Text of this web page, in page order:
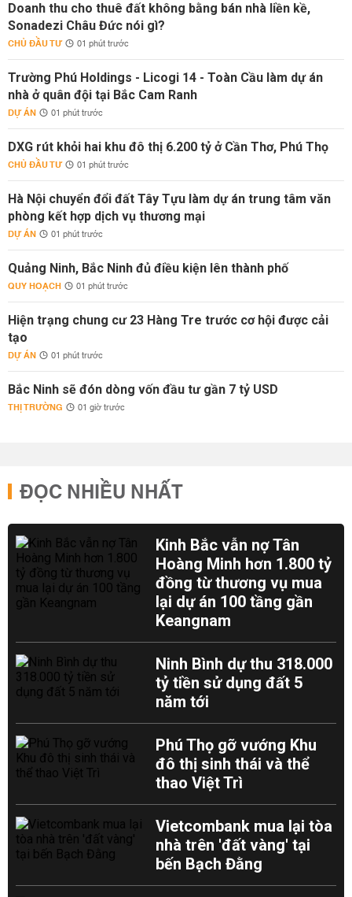
Doanh thu cho thuê đất không bằng bán nhà liền kề,
Sonadezi Châu Đức nói gì?
CHỦ ĐẦU TƯ 01 phút trước
Trường Phú Holdings - Licogi 14 - Toàn Cầu làm dự án
nhà ở quân đội tại Bắc Cam Ranh
DỰ ÁN 01 phút trước
DXG rút khỏi hai khu đô thị 6.200 tỷ ở Cần Thơ, Phú Thọ
CHỦ ĐẦU TƯ 01 phút trước
Hà Nội chuyển đổi đất Tây Tựu làm dự án trung tâm văn
phòng kết hợp dịch vụ thương mại
DỰ ÁN 01 phút trước
Quảng Ninh, Bắc Ninh đủ điều kiện lên thành phố
QUY HOẠCH 01 phút trước
Hiện trạng chung cư 23 Hàng Tre trước cơ hội được cải
tạo
DỰ ÁN 01 phút trước
Bắc Ninh sẽ đón dòng vốn đầu tư gần 7 tỷ USD
THỊ TRƯỜNG 01 giờ trước
ĐỌC NHIỀU NHẤT
Kinh Bắc vẫn nợ Tân
Hoàng Minh hơn 1.800 tỷ
đồng từ thương vụ mua
lại dự án 100 tầng gần
Keangnam
Ninh Bình dự thu 318.000
tỷ tiền sử dụng đất 5
năm tới
Phú Thọ gỡ vướng Khu
đô thị sinh thái và thể
thao Việt Trì
Vietcombank mua lại tòa
nhà trên 'đất vàng' tại
bến Bạch Đằng